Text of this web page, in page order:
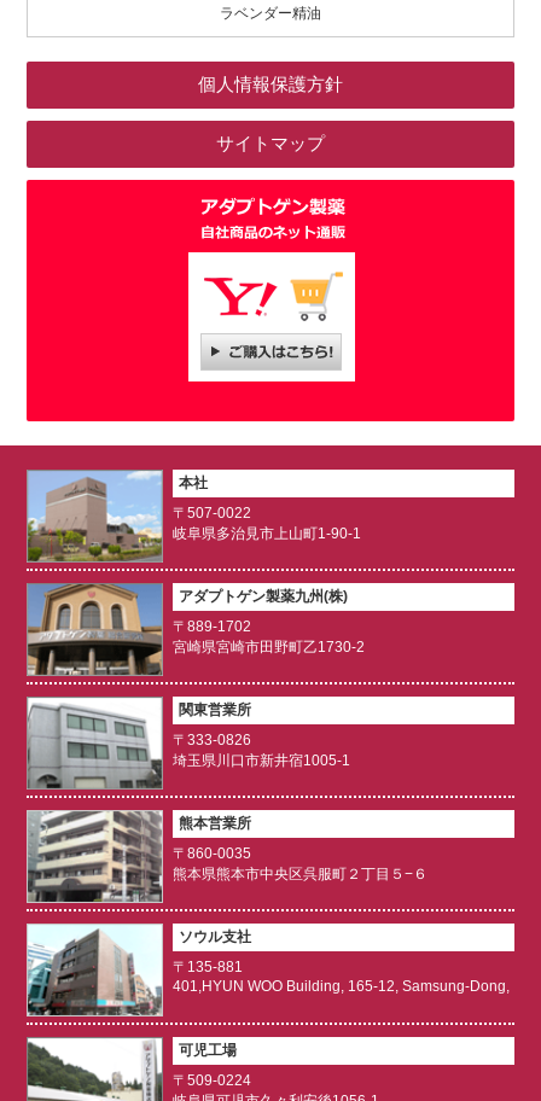
ラベンダー精油
個人情報保護方針
サイトマップ
本社
〒507-0022
岐阜県多治見市上山町1-90-1
アダプトゲン製薬九州(株)
〒889-1702
宮崎県宮崎市田野町乙1730-2
関東営業所
〒333-0826
埼玉県川口市新井宿1005-1
熊本営業所
〒860-0035
熊本県熊本市中央区呉服町２丁目５−６
ソウル支社
〒135-881
401,HYUN WOO Building, 165-12, Samsung-Dong,
可児工場
〒509-0224